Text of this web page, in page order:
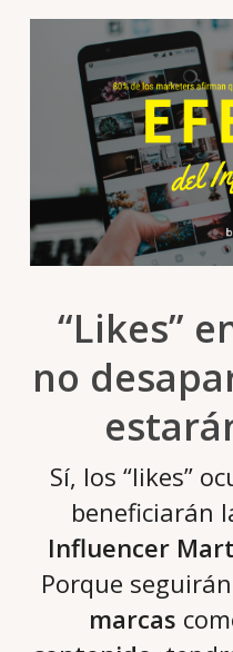
“Likes”
no
Sí, los “likes”
beneficiarán
Influencer
Porque
marcas